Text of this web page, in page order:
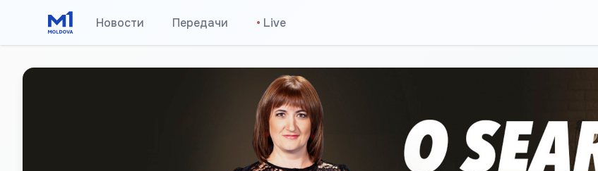
Новости Передачи • Live